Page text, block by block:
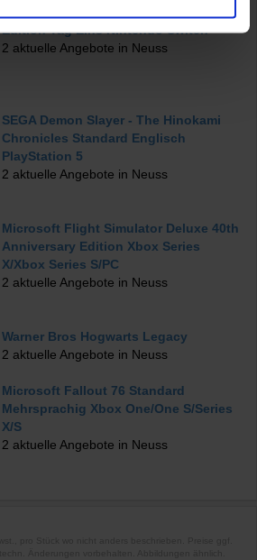
Edition Tag Eins Nintendo Switch
2 aktuelle Angebote in Neuss
SEGA Demon Slayer - The Hinokami
Chronicles Standard Englisch
PlayStation 5
2 aktuelle Angebote in Neuss
Microsoft Flight Simulator Deluxe 40th
Anniversary Edition Xbox Series
X/Xbox Series S/PC
2 aktuelle Angebote in Neuss
Warner Bros Hogwarts Legacy
2 aktuelle Angebote in Neuss
Microsoft Fallout 76 Standard
Mehrsprachig Xbox One/One S/Series
X/S
2 aktuelle Angebote in Neuss